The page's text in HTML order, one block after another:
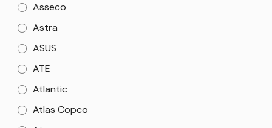
Asseco
Astra
ASUS
ATE
Atlantic
Atlas Copco